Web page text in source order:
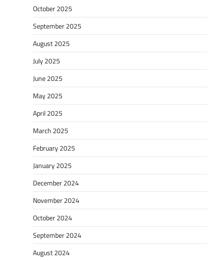
October 2025
September 2025
August 2025
July 2025
June 2025
May 2025
April 2025
March 2025
February 2025
January 2025
December 2024
November 2024
October 2024
September 2024
August 2024